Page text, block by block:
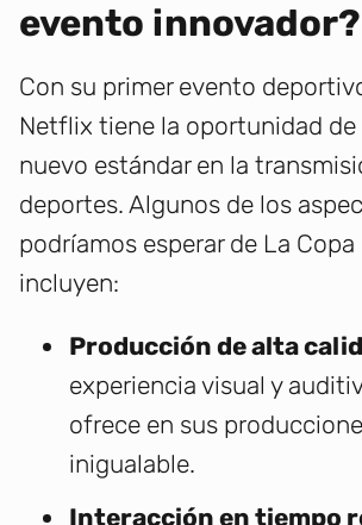
evento innovador?
Con su primer evento
Netflix tiene la oportunidad de
nuevo estándar en la
deportes. Algunos de los
podríamos esperar de La
incluyen:
Producción de alta
experiencia visual y
ofrece en sus
inigualable.
Interacción en tiempo